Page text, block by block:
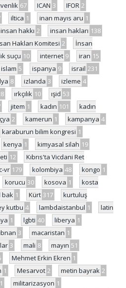
67 ICAN 3 IFOR 2
iltica 1 inan mayıs aru 1
insan hakkı 2 insan hakları 138
Hakları Komitesi 2
İnsan
suçu 10 internet 9 iran 15
islam 5 ispanya 9 israil 231
8 izlanda 3 izleme 4
ırkçılık 10 ışid 53
jitem 1 kadın 101
kadın
2 kamerun 1 kampanya 4
karaburun bilim kongresi 1
kenya 1 kimyasal silah 19
12
Kıbrıs'ta Vicdani Ret
vr 179 kolombiya 48 kongo 1
korucu 30 kosova 1
kosta
bak 1 Kürt 317
kurtuluş
kutbu 4 lambdaistanbul 1
latin
1 lgbti 40 liberya 1
3 macaristan 1
3 mali 8 mayın 51
Mehmet Erkin Ekren 1
1 Mesarvot 2 metin bayrak 2
1 militarizasyon 1